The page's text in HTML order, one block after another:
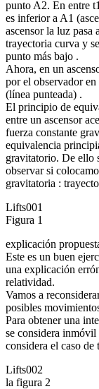
punto A2. En entre
es inferior a A1
ascensor la luz pasa
trayectoria curva y
punto más bajo .
Ahora, en un
por el observador en
(línea punteada) .
El principio de
entre un ascensor
fuerza constante
equivalencia
gravitatorio. De ello
observar si
gravitatoria :
Lifts001
Figura 1
explicación
Este es un buen
una explicación
relatividad.
Vamos a
posibles
Para obtener una
se considera
considera el caso de
Lifts002
la figura 2